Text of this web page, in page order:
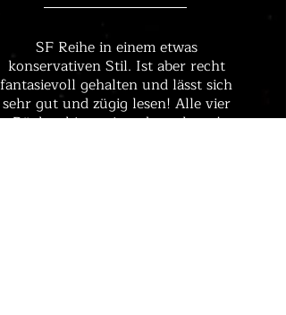
SF Reihe in einem etwas
konservativen Stil. Ist aber recht
fantasievoll gehalten und lässt sich
sehr gut und zügig lesen! Alle vier
Bücher hintereinander gelesen!